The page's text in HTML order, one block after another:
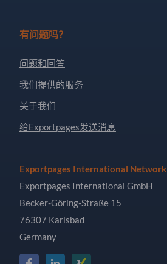
有问题吗？
问题和回答
我们提供的服务
关于我们
给Exportpages发送消息
Exportpages International Network
Exportpages International GmbH
Becker-Göring-Straße 15
76307 Karlsbad
Germany